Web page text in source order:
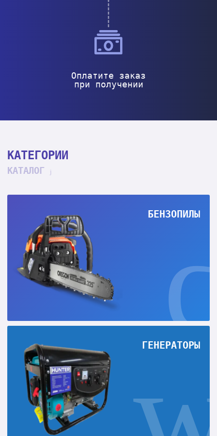
Оплатите заказ
при получении
КАТЕГОРИИ
КАТАЛОГ
БЕНЗОПИЛЫ
ГЕНЕРАТОРЫ